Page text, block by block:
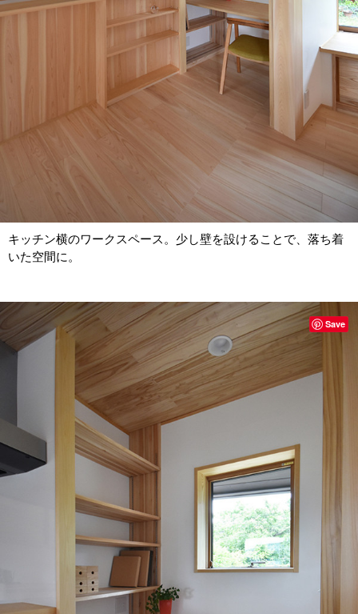
キッチン横のワークスペース。少し壁を設けることで、落ち着
いた空間に。
Save